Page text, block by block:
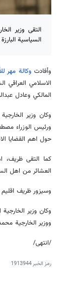
التقى وزير
السياسية
وأفادت وكالة مهر
المالكي وعادل
وكان وزير
ورئيس الوزراء
حول اهم القضايا
كما التقى ظريف،
العشائر من اهل
وسيزور ظريف اقليم
وكان وزير
ووزير الخارجية
/انتهى/
رمز الخبر1913944